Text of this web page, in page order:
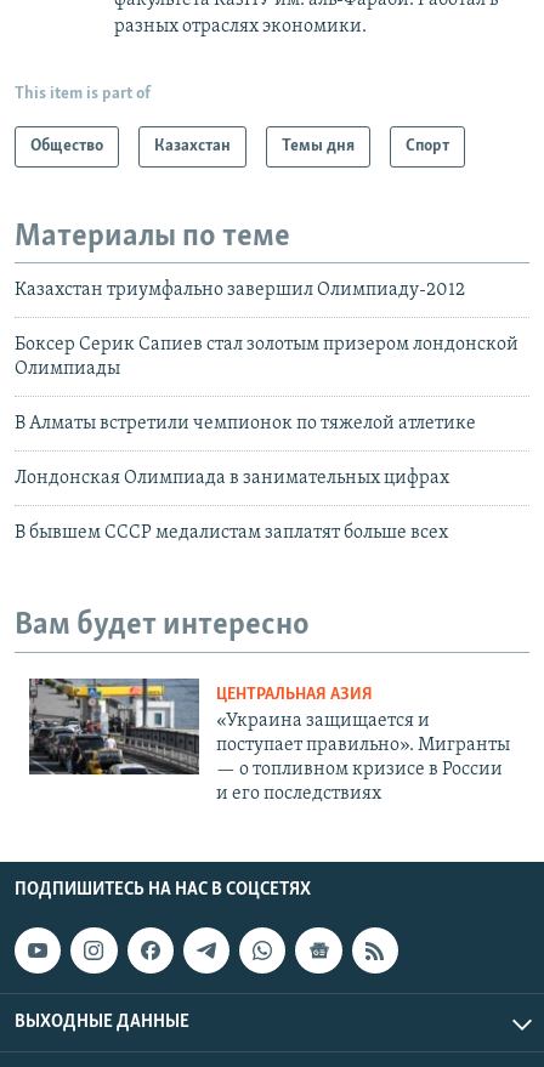
разных отраслях экономики.
This item is part of
Общество Казахстан Темы дня Спорт
Материалы по теме
Казахстан триумфально завершил Олимпиаду-2012
Боксер Серик Сапиев стал золотым призером лондонской
Олимпиады
В Алматы встретили чемпионок по тяжелой атлетике
Лондонская Олимпиада в занимательных цифрах
В бывшем СССР медалистам заплатят больше всех
Вам будет интересно
ЦЕНТРАЛЬНАЯ АЗИЯ
«Украина защищается и
поступает правильно». Мигранты
— о топливном кризисе в России
и его последствиях
ПОДПИШИТЕСЬ НА НАС В СОЦСЕТЯХ
ВЫХОДНЫЕ ДАННЫЕ